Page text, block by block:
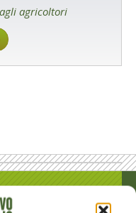
agricoltori
mondo